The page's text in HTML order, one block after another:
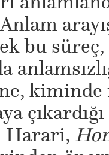
bu
kiminde
Harari,